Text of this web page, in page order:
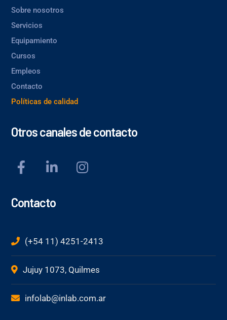
Sobre nosotros
Servicios
Equipamiento
Cursos
Empleos
Contacto
Políticas de calidad
Otros canales de contacto
Contacto
(+54 11) 4251-2413
Jujuy 1073, Quilmes
infolab@inlab.com.ar